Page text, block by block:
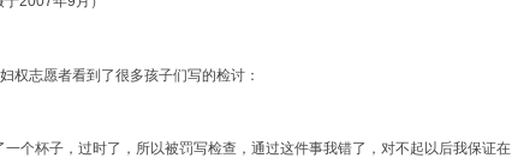
权志愿者看到了很多孩子们写的检讨：
个杯子，过时了，所以被罚写检查，通过这件事我错了，对不起以后我保证在